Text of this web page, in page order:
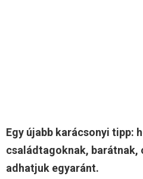
Egy újabb karácsonyi tipp:
családtagoknak, barátnak,
adhatjuk egyaránt.